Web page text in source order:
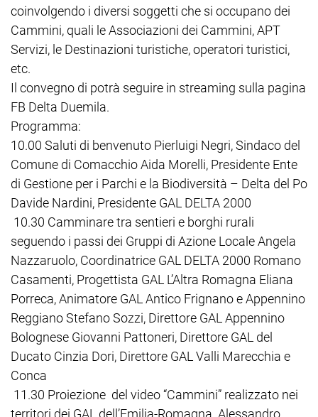
coinvolgendo i diversi soggetti che si occupano dei
Cammini, quali le Associazioni dei Cammini, APT
Servizi, le Destinazioni turistiche, operatori turistici,
etc.
Il convegno di potrà seguire in streaming sulla pagina
FB Delta Duemila.
Programma:
10.00 Saluti di benvenuto Pierluigi Negri, Sindaco del
Comune di Comacchio Aida Morelli, Presidente Ente
di Gestione per i Parchi e la Biodiversità – Delta del Po
Davide Nardini, Presidente GAL DELTA 2000
10.30 Camminare tra sentieri e borghi rurali
seguendo i passi dei Gruppi di Azione Locale Angela
Nazzaruolo, Coordinatrice GAL DELTA 2000 Romano
Casamenti, Progettista GAL L’Altra Romagna Eliana
Porreca, Animatore GAL Antico Frignano e Appennino
Reggiano Stefano Sozzi, Direttore GAL Appennino
Bolognese Giovanni Pattoneri, Direttore GAL del
Ducato Cinzia Dori, Direttore GAL Valli Marecchia e
Conca
11.30 Proiezione del video “Cammini” realizzato nei
territori dei GAL dell’Emilia-Romagna. Alessandro